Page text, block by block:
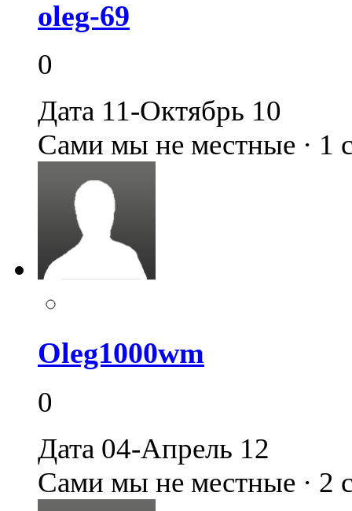
oleg-69
0
Дата 11-Октябрь 10
Сами мы не местные · 1
Oleg1000wm
0
Дата 04-Апрель 12
Сами мы не местные · 2